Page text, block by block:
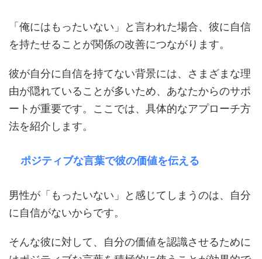
「俺にはもったいない」と言われた場合、彼に自信
を持たせることが関係の改善につながります。
彼が自分に自信を持てない背景には、さまざまな理
由が隠れていることが多いため、あなたからのサポ
ートが重要です。ここでは、具体的なアプローチ方
法を紹介します。
ポジティブな言葉で彼の価値を伝える
男性が「もったいない」と感じてしまうのは、自分
に自信がないからです。
そんな彼に対して、自分の価値を認識させるために